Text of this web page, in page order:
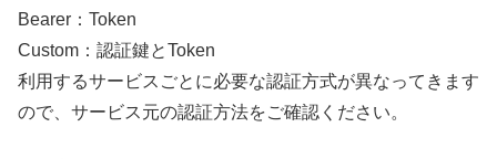
Bearer：Token
Custom：認証鍵とToken
利用するサービスごとに必要な認証方式が異なってきます
ので、サービス元の認証方法をご確認ください。